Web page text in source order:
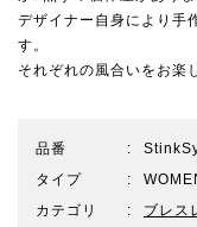
デザイナー自身により手
す。
それぞれの風合いをお楽
品番
タイプ
カテゴリ
ブレス